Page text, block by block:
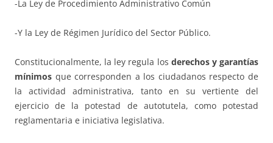
-La Ley de Procedimiento Administrativo Común
-Y la Ley de Régimen Jurídico del Sector Público.
Constitucionalmente, la ley regula los derechos y garantías
mínimos que corresponden a los ciudadanos respecto de
la actividad administrativa, tanto en su vertiente del
ejercicio de la potestad de autotutela, como potestad
reglamentaria e iniciativa legislativa.